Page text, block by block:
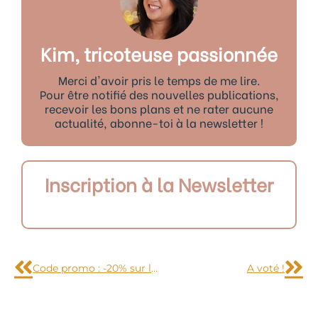
Kim, tricoteuse passionnée
Merci d'avoir pris le temps de me lire.
Pour être notifié des nouvelles publications,
recevoir les bons plans et ne rater aucune
actualité, abonne-toi à la newsletter !
Inscription à la Newsletter
Code promo : -20% sur l’e-shop d’American Retro jusqu’au 24 mars 2010 A voté !